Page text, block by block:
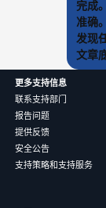
完成
准确
发现
文章
更多支持信息
联系支持部门
报告问题
提供反馈
安全公告
支持策略和支持服务